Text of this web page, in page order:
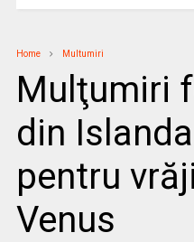
Home Multumiri
Mulţumiri
din
pentru
Venus